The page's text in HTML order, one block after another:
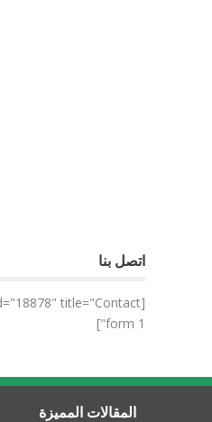
اتصل بنا
title="Contact
form 1"]
المقالات المميزة